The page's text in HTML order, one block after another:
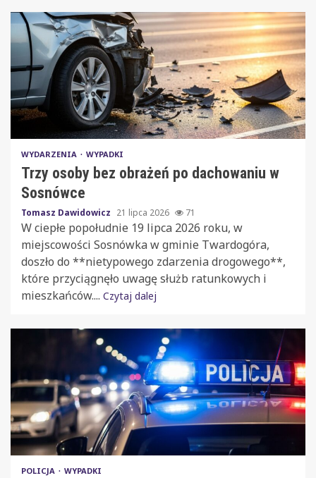
WYDARZENIA WYPADKI
Trzy osoby bez obrażeń po dachowaniu w
Sosnówce
Tomasz Dawidowicz 21 lipca 2026 71
W ciepłe popołudnie 19 lipca 2026 roku, w
miejscowości Sosnówka w gminie Twardogóra,
doszło do **nietypowego zdarzenia drogowego**,
które przyciągnęło uwagę służb ratunkowych i
mieszkańców.... Czytaj dalej
POLICJA WYPADKI